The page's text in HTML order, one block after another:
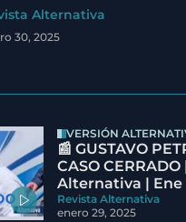
Alternativa
30, 2025
VERSIÓN
📰 GUSTAVO
CASO
Alternativa | Ene
Revista Alternativa
enero 29, 2025